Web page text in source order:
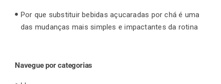
Por que substituir bebidas açucaradas por chá é uma
das mudanças mais simples e impactantes da rotina
Navegue por categorias